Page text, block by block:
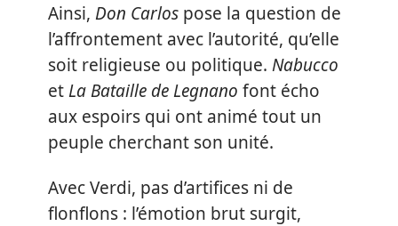
Ainsi, Don Carlos pose la question de
l’affrontement avec l’autorité, qu’elle
soit religieuse ou politique. Nabucco
etLa Bataille de Legnano font écho
aux espoirs qui ont animé tout un
peuple cherchant son unité.
Avec Verdi, pas d’artifices ni de
flonflons : l’émotion brut surgit,